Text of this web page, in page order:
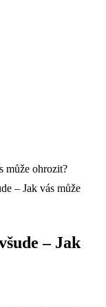
– Jak vás může
– Jak